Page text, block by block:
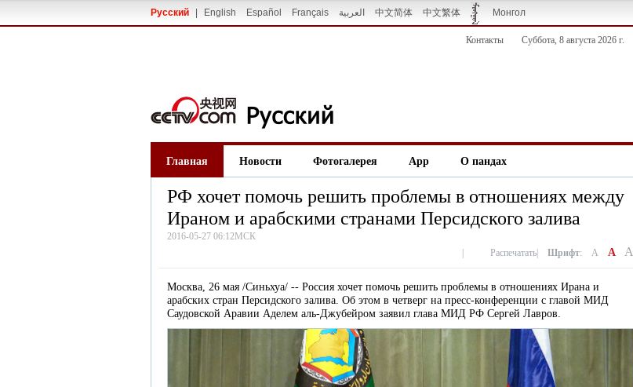
Русский English Español Français العربية 中文简体 中文繁体 Монгол
Контакты Суббота, 8 августа 2026 г.
Главная Новости Фотогалерея App О пандах
РФ хочет помочь решить проблемы в отношениях между
Ираном и арабскими странами Персидского залива
2016-05-27 06:12МСК
Распечатать Шрифт: A A A
Москва, 26 мая /Синьхуа/ -- Россия хочет помочь решить проблемы в отношениях Ирана и
арабских стран Персидского залива. Об этом в четверг на пресс-конференции с главой МИД
Саудовской Аравии Аделем аль-Джубейром заявил глава МИД РФ Сергей Лавров.